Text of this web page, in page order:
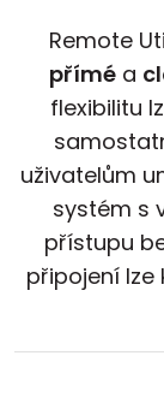
Remote
příméa
flexibilitu
uživatelům
systém s
přístupu
připojení
Poznámky
Režimy
Neutrální
Podpora
Vzdělání a
Informační
iOS/Android